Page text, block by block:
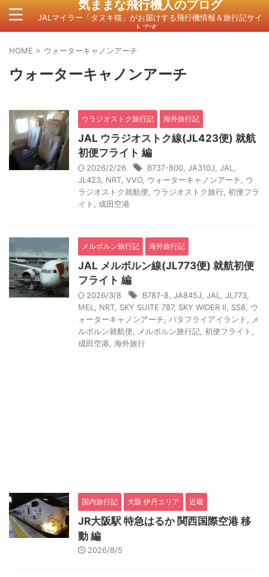
気ままな飛行機人のプログ
JALマイラー「タヌキ猫」がお届けする飛行機情報＆旅行記サイ
トです。
HOME > ウォーターキャノンアーチ
ウォーターキャノンアーチ
ウラジオストク旅行記 海外旅行記
JAL ウラジオストク線(JL423便) 就航
初便フライト 編
2026/2/26 B737-800 JA310J JAL
JL423 NRT VVO ウォーターキャノンアーチ
ウ
ラジオストク就航便
ウラジオストク旅行 初便フラ
イト
成田空港
メルボルン旅行記 海外旅行記
JAL メルボルン線(JL773便) 就航初便
フライト 編
2026/3/8 B787-8 JA845J JAL JL773
MEL
NRT SKY SUITE 787, SKY WIDER Ⅱ SS8
ウ
ォーターキャノンアーチ
バタフライアイランド
メ
ルボルン就航便
メルボルン旅行記 初便フライト
成田空港 海外旅行
国内旅行記 大阪 伊丹エリア 近畿
JR大阪駅 特急はるか 関西国際空港 移
動 編
2026/8/5